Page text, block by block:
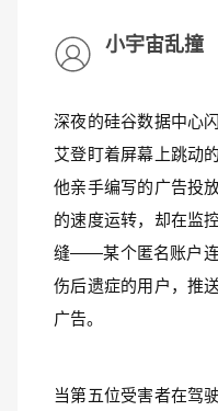
小宇宙乱撞
深夜的硅谷数据中心
艾登盯着屏幕上跳动
他亲手编写的广告投
的速度运转，却在监
缝——某个匿名账户连
伤后遗症的用户，推
广告。
当第五位受害者在驾